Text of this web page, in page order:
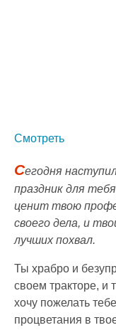
Смотреть
Сегодня
праздник для
ценит твою
своего дела, и
лучших похвал.
Ты храбро и
своем тракторе, и
хочу пожелать
процветания в